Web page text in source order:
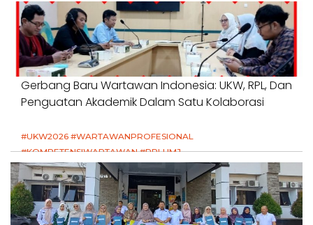
Gerbang Baru Wartawan Indonesia: UKW, RPL, Dan
Penguatan Akademik Dalam Satu Kolaborasi
#UKW2026 #WARTAWANPROFESIONAL
#KOMPETENSIWARTAWAN #RPLUMJ
#PENDIDIKANWARTAWAN #SWINASIONAL #SWIJABAR
1 Agustus 2026